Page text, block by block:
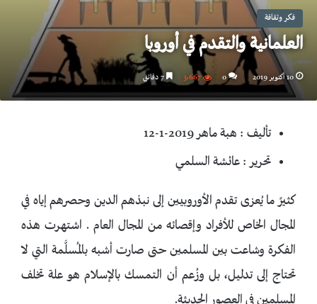
فكر وثقافة
العلمانية والتقدم في أوروبا
10 أكتوبر 2019 0 3٬667
تأليف : هبة ماهر 2019-1-12
تحرير : عائشة السلمي
كثيرً ما يُعزى تقدم الأوروبيين إلى نبذهم الدين وحصرهم إياه في
المجال الخاص للأفراد وإقصائه من المجال العام . اشتهرت هذه
الفكرة وشاعت بين المسلمين حتى صارت أشبه بالمُسلَّمة التي لا
تحتاج إلى تدليل، بل وزُعم أن التمسك بالإسلام هو علة تخلف